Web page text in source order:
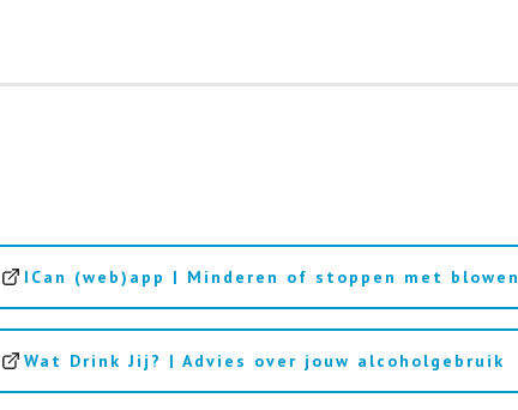
ICan (web)app | Minderen of stoppen met blowen
Wat Drink Jij? | Advies over jouw alcoholgebruik